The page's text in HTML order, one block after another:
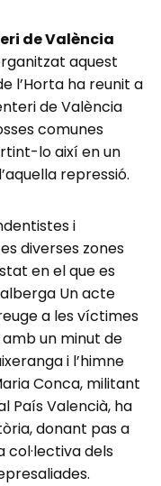
de València
aquest
l’Horta ha reunit a
de València
comunes
lo així en un
repressió.
i
diverses zones
en el que es
Un acte
a les víctimes
un minut de
i l’himne
Conca, militant
País Valencià, ha
donant pas a
col·lectiva dels